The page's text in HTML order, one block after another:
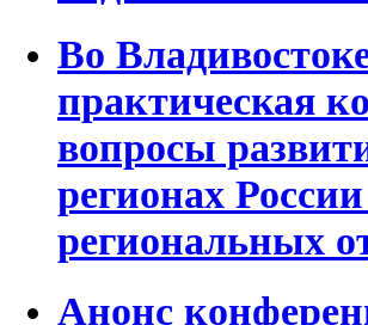
Во
практическая
вопросы
регионах
региональных
Анонс